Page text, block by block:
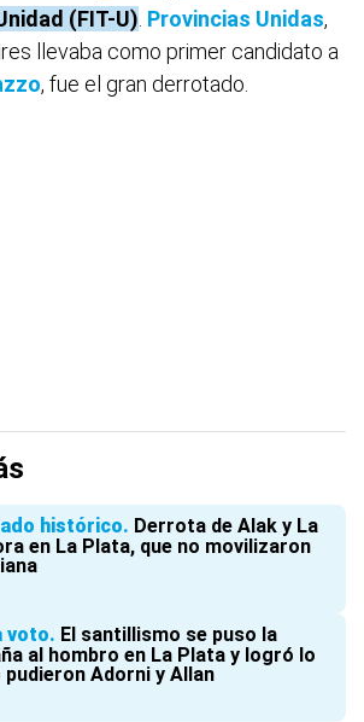
(FIT-U) Provincias Unidas,
llevaba como primer candidato a
, fue el gran derrotado.
histórico Derrota de Alak y La
en La Plata, que no movilizaron
voto El santillismo se puso la
al hombro en La Plata y logró lo
pudieron Adorni y Allan